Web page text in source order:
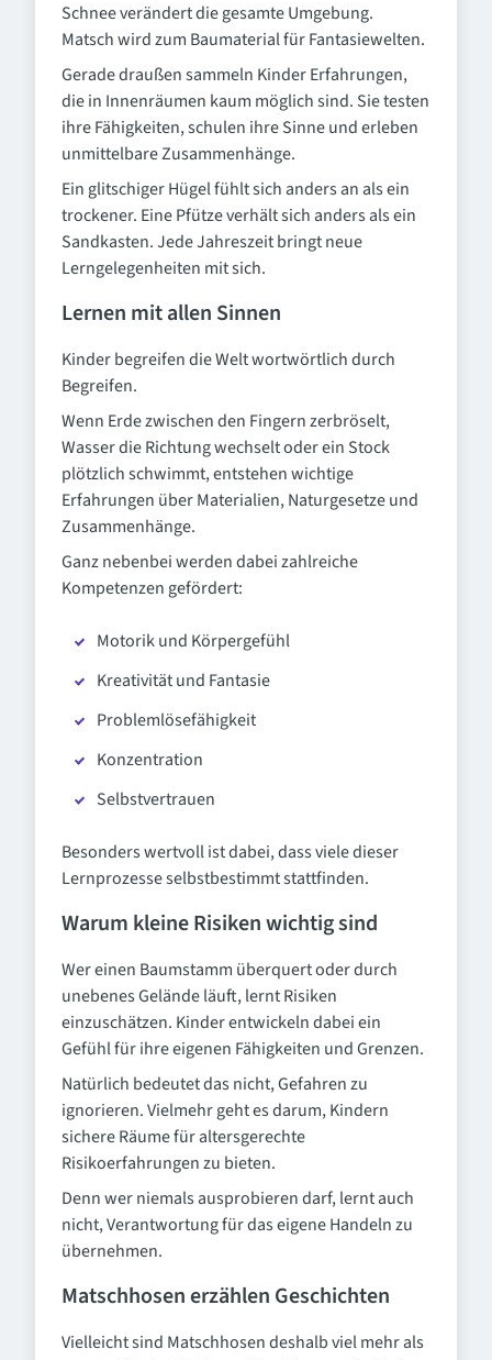
Schnee verändert die gesamte Umgebung.
Matsch wird zum Baumaterial für Fantasiewelten.
Gerade draußen sammeln Kinder Erfahrungen,
die in Innenräumen kaum möglich sind. Sie testen
ihre Fähigkeiten, schulen ihre Sinne und erleben
unmittelbare Zusammenhänge.
Ein glitschiger Hügel fühlt sich anders an als ein
trockener. Eine Pfütze verhält sich anders als ein
Sandkasten. Jede Jahreszeit bringt neue
Lerngelegenheiten mit sich.
Lernen mit allen Sinnen
Kinder begreifen die Welt wortwörtlich durch
Begreifen.
Wenn Erde zwischen den Fingern zerbröselt,
Wasser die Richtung wechselt oder ein Stock
plötzlich schwimmt, entstehen wichtige
Erfahrungen über Materialien, Naturgesetze und
Zusammenhänge.
Ganz nebenbei werden dabei zahlreiche
Kompetenzen gefördert:
Motorik und Körpergefühl
Kreativität und Fantasie
Problemlösefähigkeit
Konzentration
Selbstvertrauen
Besonders wertvoll ist dabei, dass viele dieser
Lernprozesse selbstbestimmt stattfinden.
Warum kleine Risiken wichtig sind
Wer einen Baumstamm überquert oder durch
unebenes Gelände läuft, lernt Risiken
einzuschätzen. Kinder entwickeln dabei ein
Gefühl für ihre eigenen Fähigkeiten und Grenzen.
Natürlich bedeutet das nicht, Gefahren zu
ignorieren. Vielmehr geht es darum, Kindern
sichere Räume für altersgerechte
Risikoerfahrungen zu bieten.
Denn wer niemals ausprobieren darf, lernt auch
nicht, Verantwortung für das eigene Handeln zu
übernehmen.
Matschhosen erzählen Geschichten
Vielleicht sind Matschhosen deshalb viel mehr als